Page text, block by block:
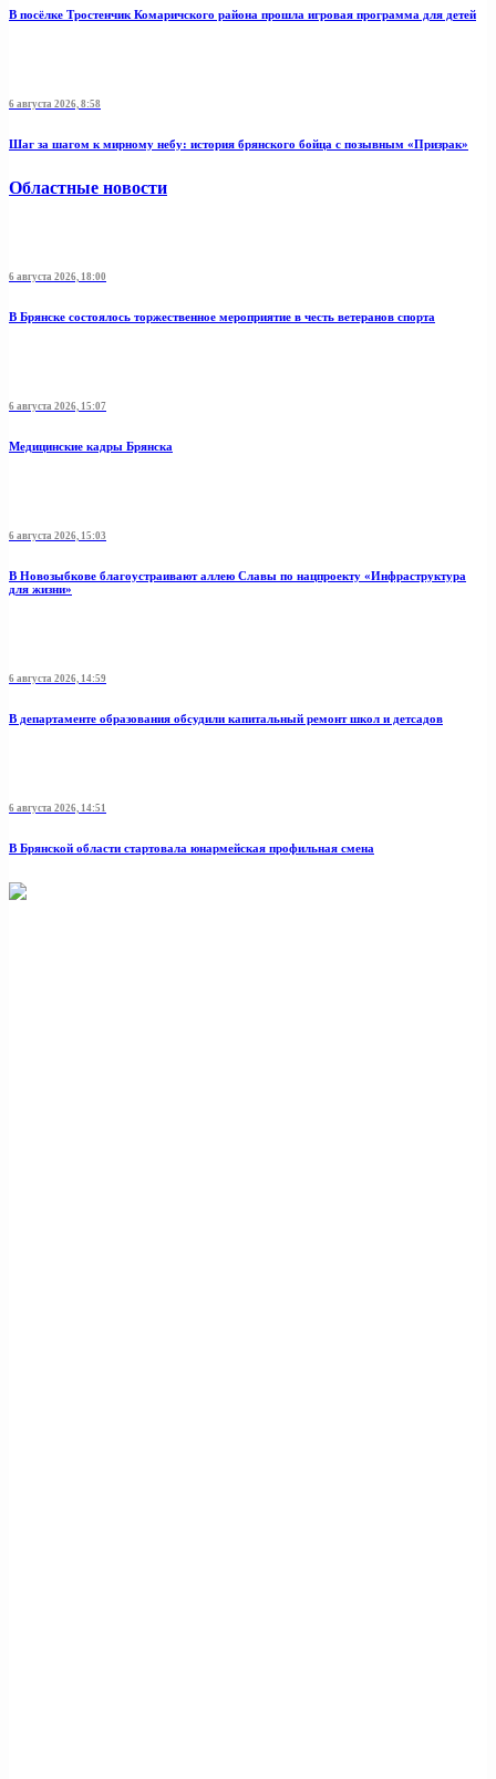
В посёлке Тростенчик Комаричского района прошла игровая программа для детей
6 августа 2026, 8:58
Шаг за шагом к мирному небу: история брянского бойца с позывным «Призрак»
Областные новости
6 августа 2026, 18:00
В Брянске состоялось торжественное мероприятие в честь ветеранов спорта
6 августа 2026, 15:07
Медицинские кадры Брянска
6 августа 2026, 15:03
В Новозыбкове благоустраивают аллею Славы по нацпроекту «Инфраструктура
для жизни»
6 августа 2026, 14:59
В департаменте образования обсудили капитальный ремонт школ и детсадов
6 августа 2026, 14:51
В Брянской области стартовала юнармейская профильная смена